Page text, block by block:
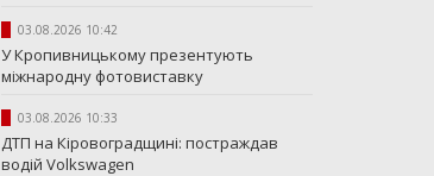
03.08.2026 10:42
У Кропивницькому презентують
міжнародну фотовиставку
03.08.2026 10:33
ДТП на Кіровоградщині: постраждав
водій Volkswagen